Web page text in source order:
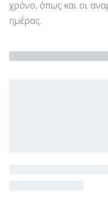
χρόνο, όπως και οι
ημέρας.